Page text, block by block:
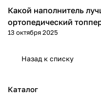
ко
й
ко
й
Диваны и кресла
Какой наполнитель
ортопедический
13 октября 2025
Назад к списку
Каталог